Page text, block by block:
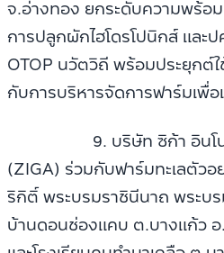
จ.อ่างทอง ยกระดับความพร้อ
การปลูกผักไฮโดรโปนิกส์ และ
OTOP นวัตวิถี พร้อมประยุกต์ใ
กับการบริหารจัดการฟาร์มเพื่
9. บริษัท ซิก้า อินโนเว
(ZIGA) ร่วมกับฟาร์มทะเลตัวอ
ริกิติ์ พระบรมราชินีนาถ พระบ
บ้านดอนช่องแคบ ต.บางแก้ว